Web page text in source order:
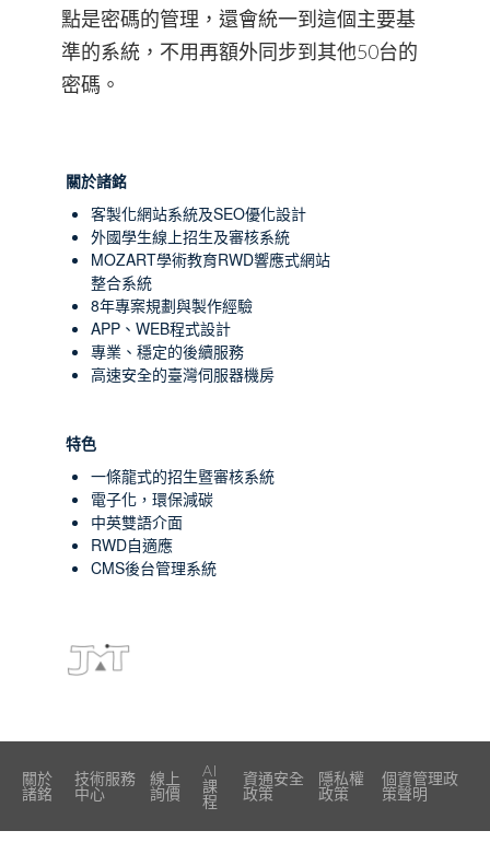
點是密碼的管理，還會統一到這個主要基
準的系統，不用再額外同步到其他50台的
密碼。
關於諸銘
客製化網站系統及SEO優化設計
外國學生線上招生及審核系統
MOZART學術教育RWD響應式網站
整合系統
8年專案規劃與製作經驗
APP、WEB程式設計
專業、穩定的後續服務
高速安全的臺灣伺服器機房
特色
一條龍式的招生暨審核系統
電子化，環保減碳
中英雙語介面
RWD自適應
CMS後台管理系統
關於
諸銘
技術服務
中心
線上
詢價
AI
課
程
資通安全
政策
隱私權
政策
個資管理政
策聲明